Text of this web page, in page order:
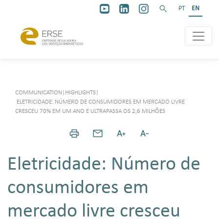
PT EN
COMMUNICATION HIGHLIGHTS
ELETRICIDADE: NÚMERO DE CONSUMIDORES EM MERCADO LIVRE
CRESCEU 70% EM UM ANO E ULTRAPASSA OS 2,6 MILHÕES
Eletricidade: Número de
consumidores em
mercado livre cresceu